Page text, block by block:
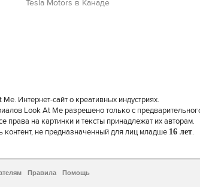
Tesla Motors в Канаде
Интернет-сайт о креативных индустриях.
Look At Me разрешено только с
права на картинки и тексты принадлежат их авторам.
контент, не предназначенный для лиц младше 16 лет.
Правила Помощь